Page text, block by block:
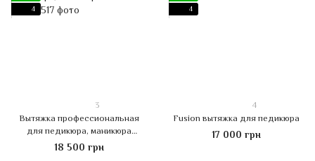
4
3
Вытяжка профессиональная
для педикюра, маникюра
FUSION PLUS
18 500 грн
4
4
Fusion вытяжка для педикюра
17 000 грн